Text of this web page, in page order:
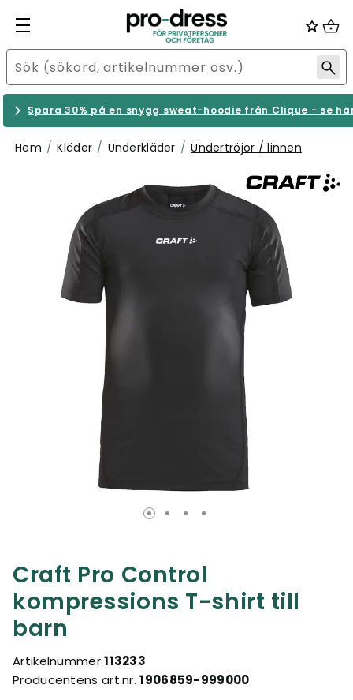
Spara 30% på en snygg sweat-hoodie från Clique - se
Hem Kläder Underkläder Undertröjor / linnen
Craft Pro Control
kompressions T-shirt till
barn
Artikelnummer113233
Producentens art.nr.1906859-999000